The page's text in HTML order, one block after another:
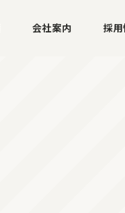
会社案内 採